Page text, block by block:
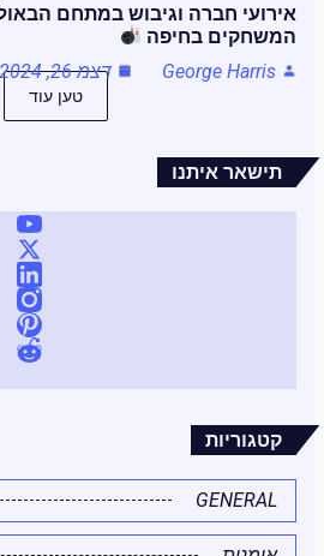
אירועי חברה וגיבוש במתחם
המשחקים בחיפה
George Harris
דצמ 26, 2024
טען עוד
תישאר איתנו
קטגוריות
GENERAL